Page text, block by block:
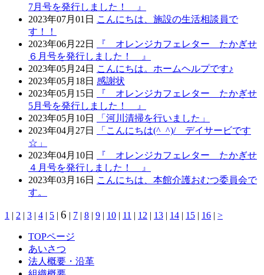
7月号を発行しました！ 』
2023年07月01日 こんにちは、施設の生活相談員で
す！！
2023年06月22日
『 オレンジカフェレター たかぎせ
６月号を発行しました！ 』
2023年05月24日 こんにちは。ホームヘルプです♪
2023年05月18日 感謝状
2023年05月15日
『 オレンジカフェレター たかぎせ
5月号を発行しました！ 』
2023年05月10日
「河川清掃を行いました」
2023年04月27日
「こんにちは(^_^)/ デイサービです
☆」
2023年04月10日
『 オレンジカフェレター たかぎせ
４月号を発行しました！ 』
2023年03月16日 こんにちは、本館介護おむつ委員会で
す。
1 | 2 | 3 | 4 | 5 | 6 | 7 | 8 | 9 | 10 | 11 | 12 | 13 | 14 | 15 | 16 | >
TOPページ
あいさつ
法人概要・沿革